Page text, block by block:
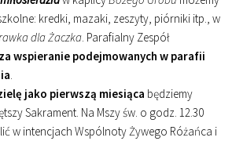
kredki, mazaki, zeszyty, piórniki itp., w
dla Żaczka. Parafialny Zespół
wspieranie podejmowanych w parafii
.
jako pierwszą miesiąca będziemy
Sakrament. Na Mszy św. o godz. 12.30
w intencjach Wspólnoty Żywego Różańca i